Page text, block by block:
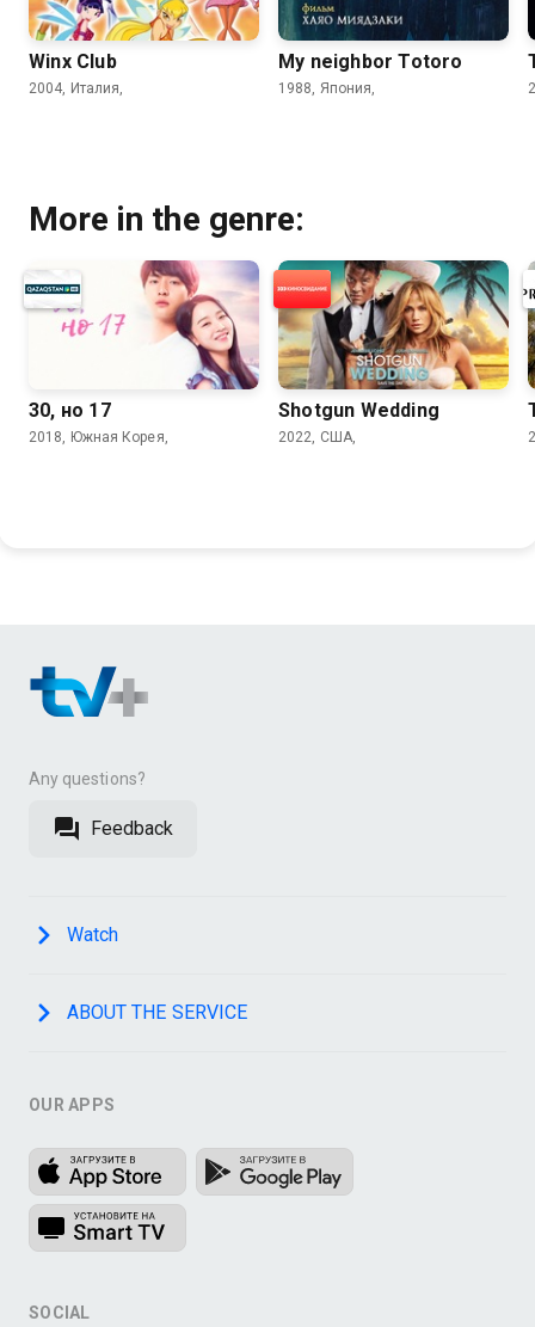
Winx Club
2004, Италия,
My neighbor Totoro
1988, Япония,
More in the genre:
30, но 17
2018, Южная Корея,
Shotgun Wedding
2022, США,
Any questions?
Feedback
Watch
ABOUT THE SERVICE
OUR APPS
SOCIAL